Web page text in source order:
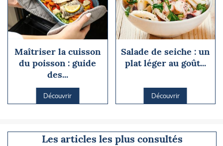
Maîtriser la cuisson
du poisson : guide
des...
Découvrir
Salade de seiche : un
plat léger au goût...
Découvrir
Les articles les plus consultés